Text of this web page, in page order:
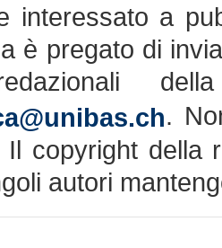
interessato a
è pregato di
.
Il copyright della
autori